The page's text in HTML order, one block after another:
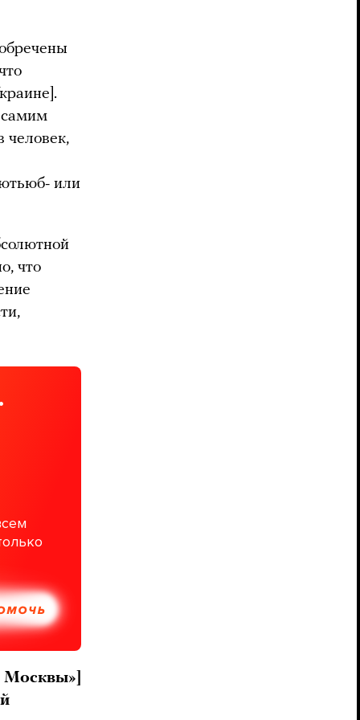
самим
или
что
Москвы»]